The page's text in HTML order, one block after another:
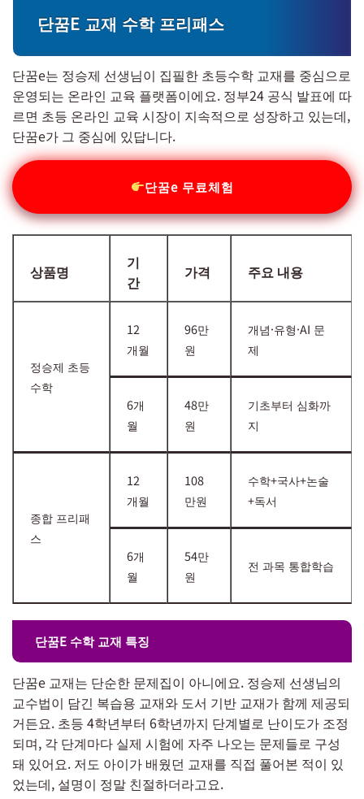
단꿈E 교재 수학 프리패스
단꿈e는 정승제 선생님이 집필한 초등수학 교재를 중심으로
운영되는 온라인 교육 플랫폼이에요. 정부24 공식 발표에 따
르면 초등 온라인 교육 시장이 지속적으로 성장하고 있는데,
단꿈e가 그 중심에 있답니다.
단꿈e 무료체험
상품명
기
간
가격 주요 내용
정승제 초등
수학
12
개월
96만
원
개념·유형·AI 문
제
6개
월
48만
원
기초부터 심화까
지
종합 프리패
스
12
개월
108
만원
수학+국사+논술
+독서
6개
월
54만
원
전 과목 통합학습
단꿈E 수학 교재 특징
단꿈e 교재는 단순한 문제집이 아니에요. 정승제 선생님의
교수법이 담긴 복습용 교재와 도서 기반 교재가 함께 제공되
거든요. 초등 4학년부터 6학년까지 단계별로 난이도가 조정
되며, 각 단계마다 실제 시험에 자주 나오는 문제들로 구성
돼 있어요. 저도 아이가 배웠던 교재를 직접 풀어본 적이 있
었는데, 설명이 정말 친절하더라고요.